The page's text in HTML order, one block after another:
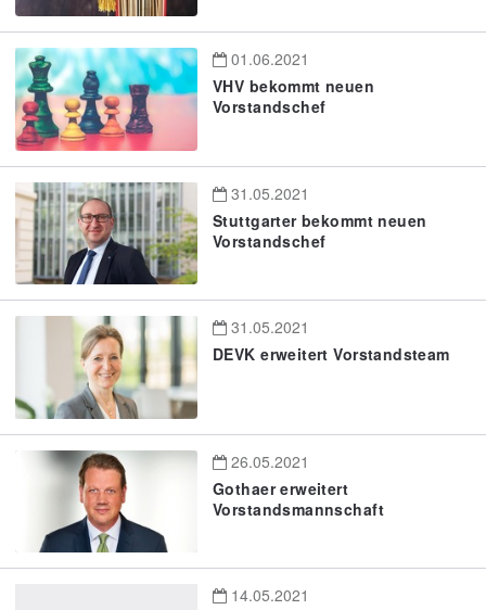
01.06.2021
VHV bekommt neuen
Vorstandschef
31.05.2021
Stuttgarter bekommt neuen
Vorstandschef
31.05.2021
DEVK erweitert Vorstandsteam
26.05.2021
Gothaer erweitert
Vorstandsmannschaft
14.05.2021